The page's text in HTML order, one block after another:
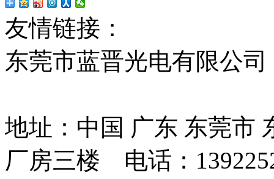
友情链接：
东莞市蓝晋光电有限公
地址：中国 广东 东莞市
厂房三楼 电话：